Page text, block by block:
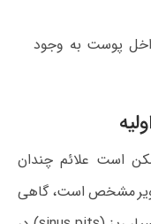
پوست به وجود
است علائم چندان
مشخص است، گاهی